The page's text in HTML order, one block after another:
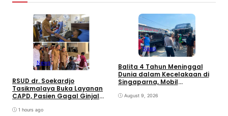
News
RSUD dr. Soekardjo
Tasikmalaya Buka Layanan
CAPD, Pasien Gagal Ginjal
Daerah
1 hours ago
News
Balita 4 Tahun Meninggal
Dunia dalam Kecelakaan di
Singaparna, Mobil
Umur
August 9, 2026